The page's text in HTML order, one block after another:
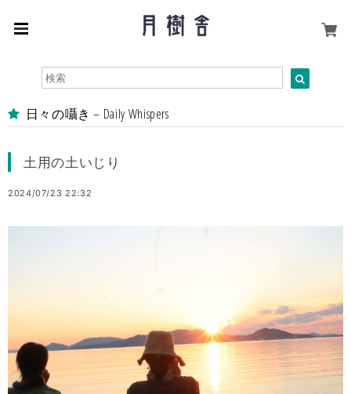
日々の囁き – Daily Whispers
土用の土いじり
2024/07/23 22:32